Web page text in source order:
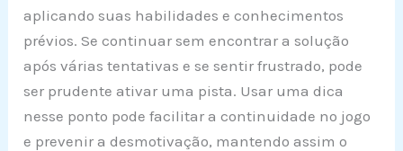
aplicando suas habilidades e conhecimentos
prévios. Se continuar sem encontrar a solução
após várias tentativas e se sentir frustrado, pode
ser prudente ativar uma pista. Usar uma dica
nesse ponto pode facilitar a continuidade no jogo
e prevenir a desmotivação, mantendo assim o